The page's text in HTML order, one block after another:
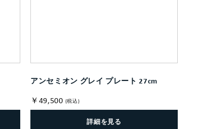
アンセミオン グレイ プレート 27cm
￥49,500 (税込)
詳細を見る